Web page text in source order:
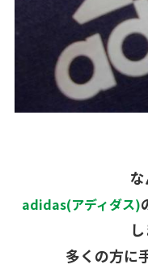
adidas(アディダス)
多くの方に